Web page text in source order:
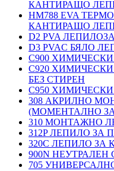
КАНТИРАЩО
HM788 EVA
КАНТИРАЩО
D2 PVA
D3 PVAC БЯЛО
C900
C920
БЕЗ СТИРЕН
C950
308 АКРИЛНО
(МОМЕНТАЛНО
310 МОНТАЖНО
312P ЛЕПИЛО ЗА
320C ЛЕПИЛО
900N
705